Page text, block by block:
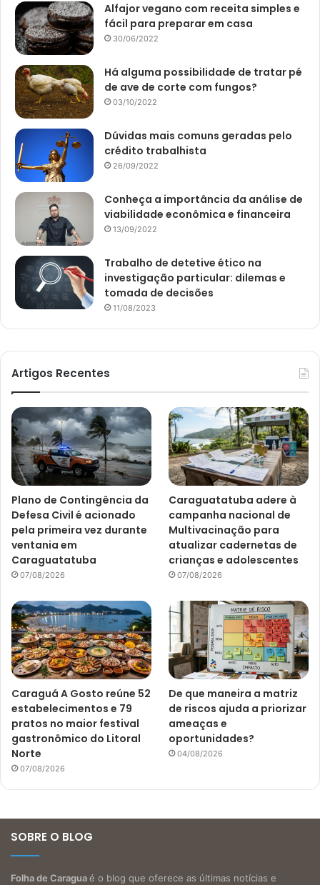
Alfajor vegano com receita simples e
fácil para preparar em casa
30/06/2022
Há alguma possibilidade de tratar pé
de ave de corte com fungos?
03/10/2022
Dúvidas mais comuns geradas pelo
crédito trabalhista
26/09/2022
Conheça a importância da análise de
viabilidade econômica e financeira
13/09/2022
Trabalho de detetive ético na
investigação particular: dilemas e
tomada de decisões
11/08/2023
Artigos Recentes
Plano de Contingência da
Defesa Civil é acionado
pela primeira vez durante
ventania em
Caraguatatuba
07/08/2026
Caraguatatuba adere à
campanha nacional de
Multivacinação para
atualizar cadernetas de
crianças e adolescentes
07/08/2026
Caraguá A Gosto reúne 52
estabelecimentos e 79
pratos no maior festival
gastronômico do Litoral
Norte
07/08/2026
De que maneira a matriz
de riscos ajuda a priorizar
ameaças e
oportunidades?
04/08/2026
SOBRE O BLOG
Folha de Caraguaé o blog que oferece as últimas notícias e